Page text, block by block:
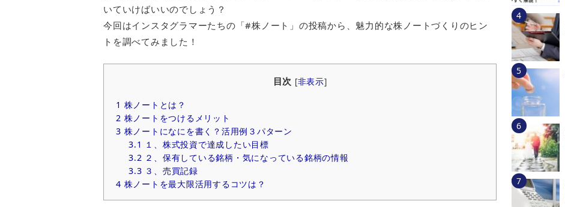
いていけばいいのでしょう？
今回はインスタグラマーたちの「#株ノート」の投稿から、魅力的な株ノートづくりのヒン
トを調べてみました！
目次 [非表示]
1 株ノートとは？
2 株ノートをつけるメリット
3 株ノートになにを書く？活用例３パターン
3.1 １、株式投資で達成したい目標
3.2 ２、保有している銘柄・気になっている銘柄の情報
3.3 ３、売買記録
4 株ノートを最大限活用するコツは？